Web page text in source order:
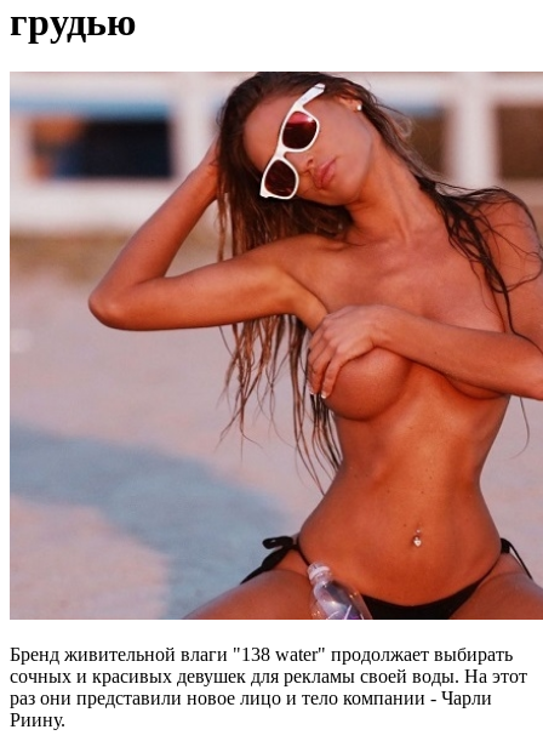
грудью
Бренд живительной влаги "138 water" продолжает выбирать
сочных и красивых девушек для рекламы своей воды. На этот
раз они представили новое лицо и тело компании - Чарли
Риину.